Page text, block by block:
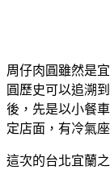
周仔肉圓雖然是
圓歷史可以追溯
後，先是以小餐
定店面，有冷氣
這次的台北宜蘭